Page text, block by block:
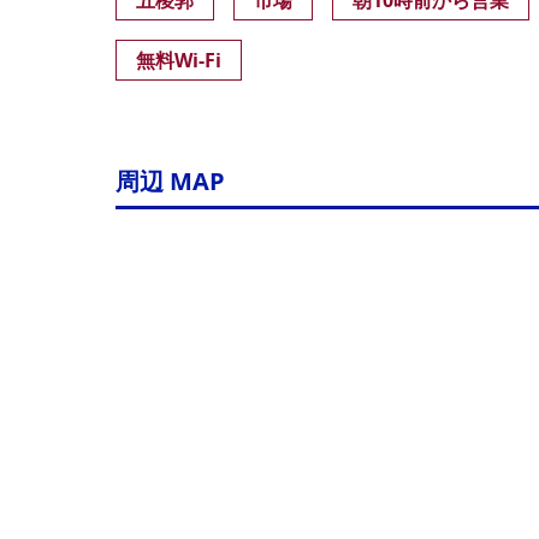
無料Wi-Fi
周辺 MAP